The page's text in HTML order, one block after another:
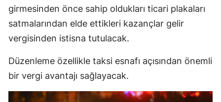
girmesinden önce sahip oldukları ticari plakaları
satmalarından elde ettikleri kazançlar gelir
vergisinden istisna tutulacak.
Düzenleme özellikle taksi esnafı açısından önemli
bir vergi avantajı sağlayacak.